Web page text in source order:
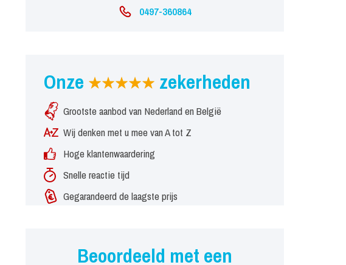
0497-360864
Onze zekerheden
Grootste aanbod van Nederland en België
Wij denken met u mee van A tot Z
Hoge klantenwaardering
Snelle reactie tijd
Gegarandeerd de laagste prijs
Beoordeeld met een